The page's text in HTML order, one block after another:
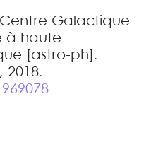
Centre Galactique
à haute
[astro-ph].
2018.